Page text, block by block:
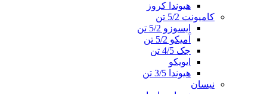
هیوندا کروز
کامیونت 5/2 تن
ایسوزو 5/2 تن
آمیکو 5/2 تن
جک 4/5 تن
ایویکو
هیوندا 3/5 تن
نیسان